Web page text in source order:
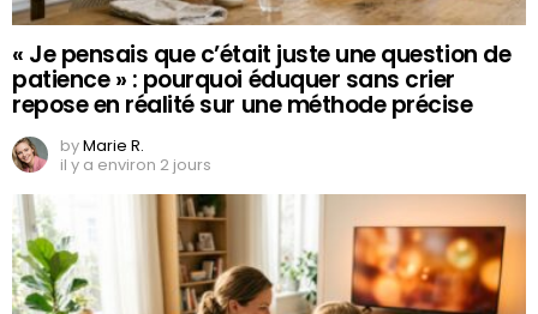
« Je pensais que c’était juste une question de
patience » : pourquoi éduquer sans crier
repose en réalité sur une méthode précise
byMarie R.
il y a environ 2 jours